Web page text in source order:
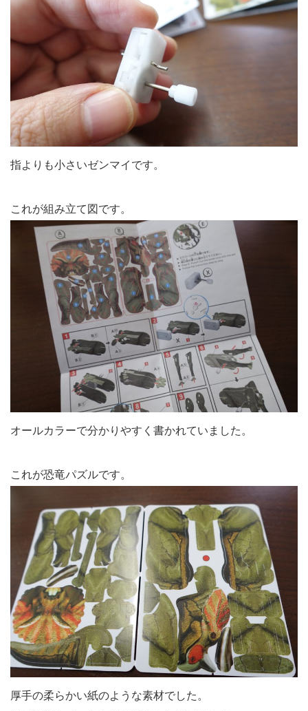
指よりも小さいゼンマイです。
これが組み立て図です。
オールカラーで分かりやすく書かれていました。
これが恐竜パズルです。
厚手の柔らかい紙のような素材でした。